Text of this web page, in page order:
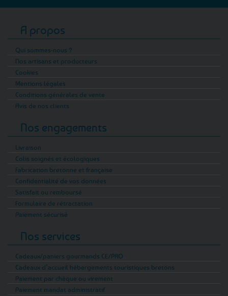
A propos
Qui sommes-nous ?
Nos artisans et producteurs
Cookies
Mentions légales
Conditions générales de vente
Avis de nos clients
Nos engagements
Livraison
Colis soignés et écologiques
Fabrication bretonne et française
Confidentialité de vos données
Satisfait ou remboursé
Formulaire de rétractation
Paiement sécurisé
Nos services
Cadeaux/paniers gourmands CE/PRO
Cadeaux d’accueil hébergements touristiques bretons
Paiement par chèque ou virement
Paiement mandat administratif